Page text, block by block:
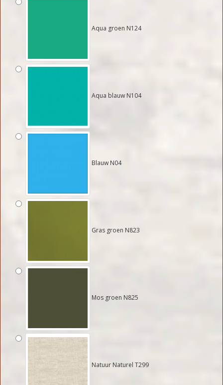
Aqua groen N124
Aqua blauw N104
Blauw N04
Gras groen N823
Mos groen N825
Natuur Naturel T299